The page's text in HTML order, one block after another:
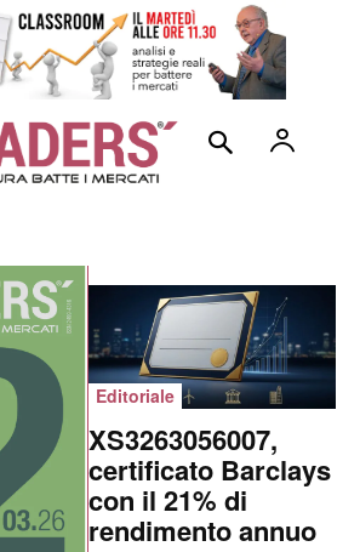
Editoriale
XS3263056007,
certificato Barclays
con il 21% di
rendimento annuo